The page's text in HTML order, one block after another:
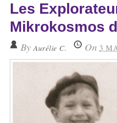
Les
Mikrokosmos
By Aurélie C. On 3